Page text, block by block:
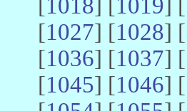
[1018] [1019] [
[1027] [1028] [
[1036] [1037] [
[1045] [1046] [